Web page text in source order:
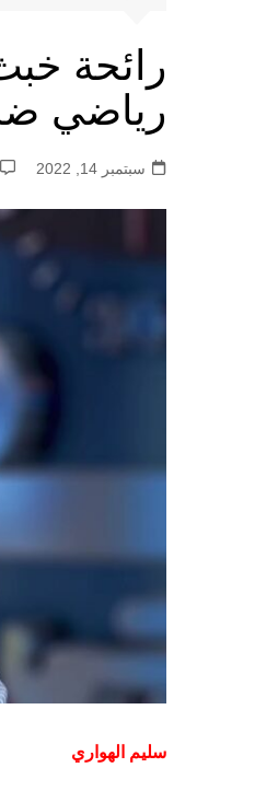
رائحة
رياضي
سبتمبر 14, 2022
سليم الهواري